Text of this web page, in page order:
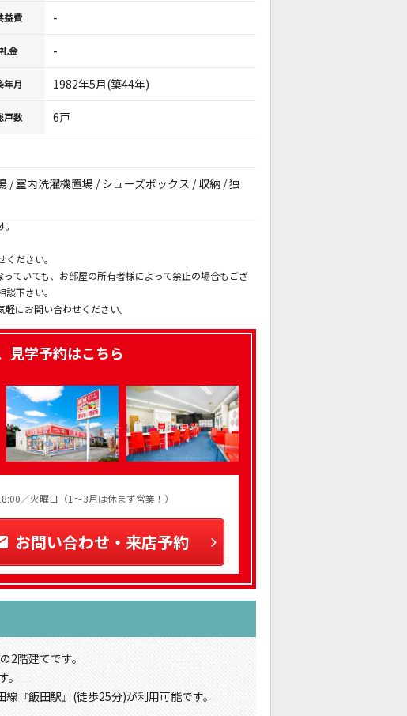
益費 -
礼金 -
年月 1982年5月(築44年)
戸数 6戸
/ 室内洗濯機置場 / シューズボックス / 収納 / 独
ださい。
ていても、お部屋の所有者様によって禁止の場合もござ
下さい。
にお問い合わせください。
見学予約はこちら
／火曜日（1～3月は休まず営業！）
お問い合わせ・来店予約
2階建てです。
。
『飯田駅』(徒歩25分)が利用可能です。